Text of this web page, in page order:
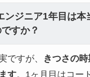
ンジニア1年目は本
すか？
ですが、
きつさの
す。1ヶ月目はコー